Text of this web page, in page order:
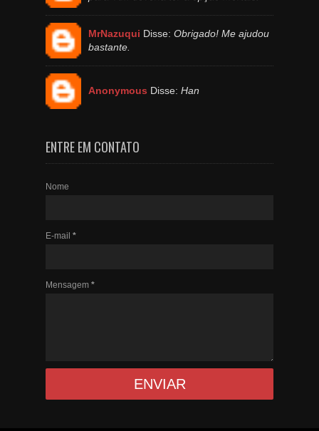
MrNazuqui Disse: Obrigado! Me ajudou
bastante.
Anonymous Disse: Han
ENTRE EM CONTATO
Nome
E-mail *
Mensagem *